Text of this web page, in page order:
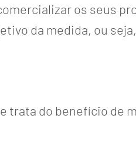
os seus
da medida, ou seja,
trata do benefício de